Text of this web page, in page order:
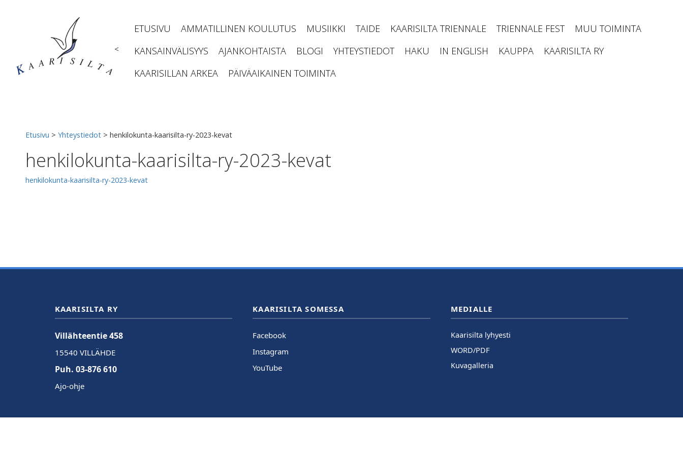
<
ETUSIVU AMMATILLINEN KOULUTUS MUSIIKKI TAIDE KAARISILTA TRIENNALE TRIENNALE FEST
MUU TOIMINTA
KANSAINVÄLISYYS
AJANKOHTAISTA BLOGI YHTEYSTIEDOT HAKU IN ENGLISH KAUPPA
KAARISILTA RY
KAARISILLAN ARKEA
PÄIVÄAIKAINEN TOIMINTA
Etusivu > Yhteystiedot > henkilokunta-kaarisilta-ry-2023-kevat
henkilokunta-kaarisilta-ry-2023-kevat
henkilokunta-kaarisilta-ry-2023-kevat
KAARISILTA RY
Villähteentie 458
15540 VILLÄHDE
Puh. 03-876 610
Ajo-ohje
KAARISILTA SOMESSA
Facebook
Instagram
YouTube
MEDIALLE
Kaarisilta lyhyesti
WORD/PDF
Kuvagalleria